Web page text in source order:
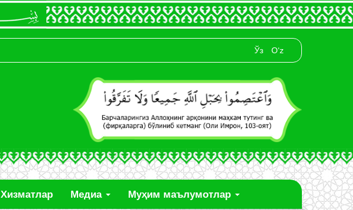
Ўз O‘z
Хизматлар Медиа Муҳим маълумотлар